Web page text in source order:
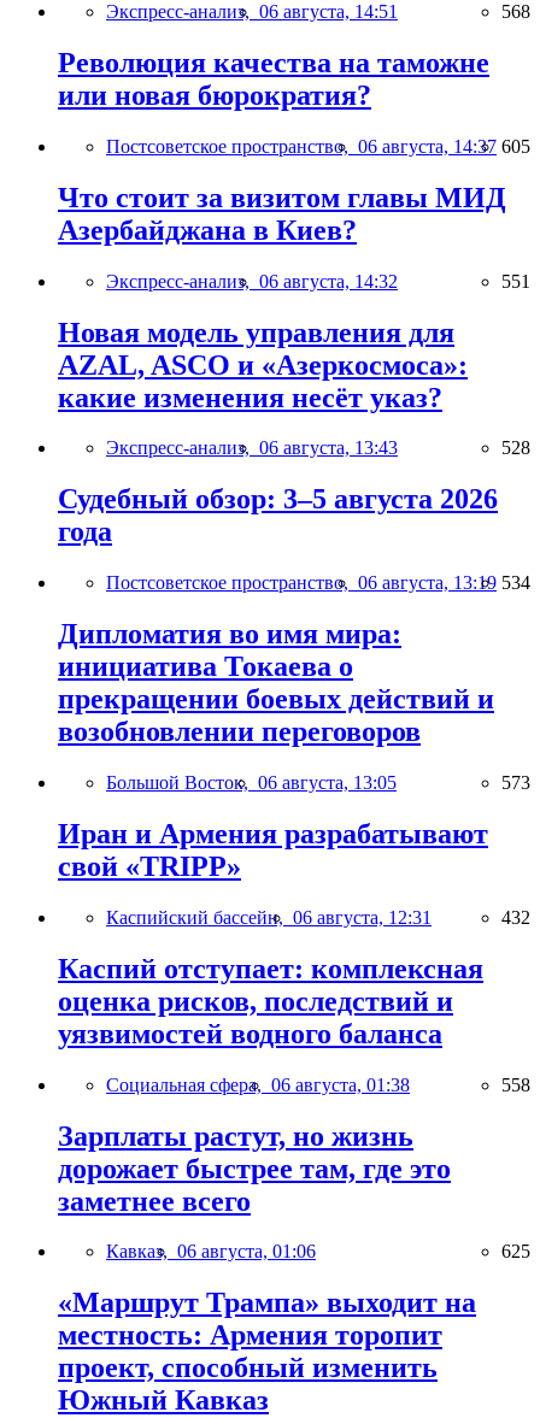
Экспресс-анализ, 06 августа, 14:51 568
Революция качества на таможне
или новая бюрократия?
Постсоветское пространство, 06 августа, 14:37 605
Что стоит за визитом главы МИД
Азербайджана в Киев?
Экспресс-анализ, 06 августа, 14:32 551
Новая модель управления для
AZAL, ASCO и «Азеркосмоса»:
какие изменения несёт указ?
Экспресс-анализ, 06 августа, 13:43 528
Судебный обзор: 3–5 августа 2026
года
Постсоветское пространство, 06 августа, 13:19 534
Дипломатия во имя мира:
инициатива Токаева о
прекращении боевых действий и
возобновлении переговоров
Большой Восток, 06 августа, 13:05 573
Иран и Армения разрабатывают
свой «TRIPP»
Каспийский бассейн, 06 августа, 12:31 432
Каспий отступает: комплексная
оценка рисков, последствий и
уязвимостей водного баланса
Социальная сфера, 06 августа, 01:38 558
Зарплаты растут, но жизнь
дорожает быстрее там, где это
заметнее всего
Кавказ, 06 августа, 01:06 625
«Маршрут Трампа» выходит на
местность: Армения торопит
проект, способный изменить
Южный Кавказ